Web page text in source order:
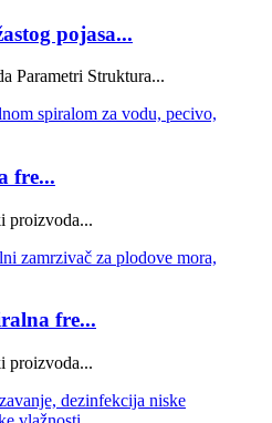
pojasa...
Parametri Struktura...
fre...
proizvoda...
fre...
proizvoda...